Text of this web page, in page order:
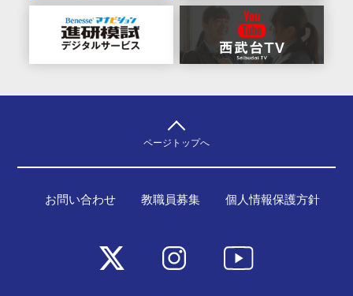
ページトップへ
お問い合わせ 教職員募集 個人情報保護方針